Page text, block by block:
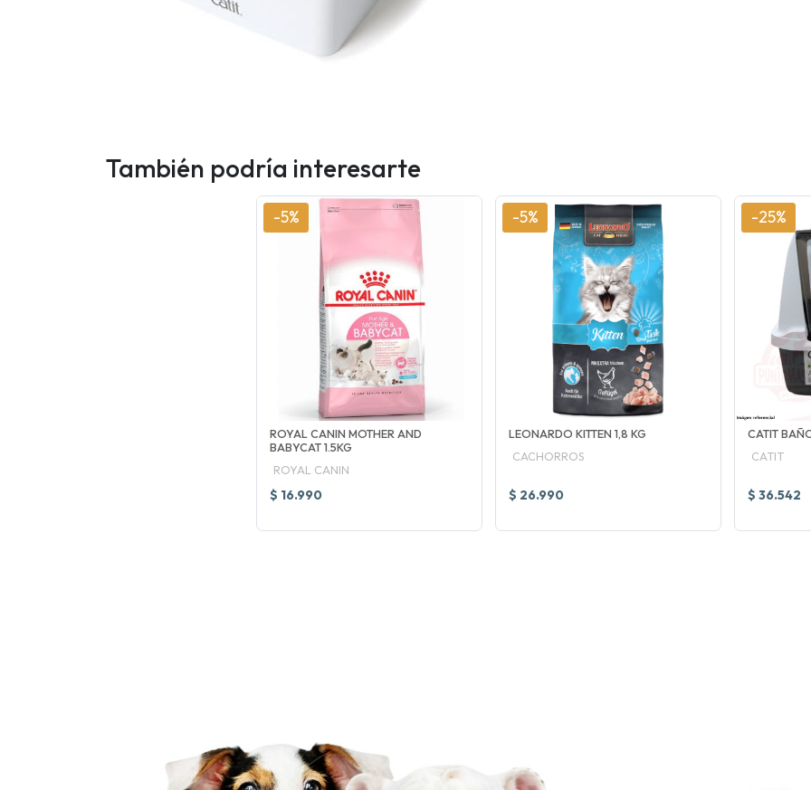
También podría interesarte
-5%
ROYAL CANIN MOTHER AND
BABYCAT 1.5KG
ROYAL CANIN
$ 16.990
-5%
LEONARDO KITTEN 1,8 KG
CACHORROS
$ 26.990
-25%
CATIT
CATIT
$ 36.542